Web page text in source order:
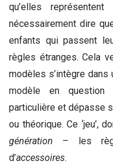
qu’elles
nécessairement dire
enfants qui passent
règles étranges. Cela
modèles s’intègre
modèle en question
particulière et dépasse
ou théorique. Ce ‘jeu’,
génération – les
d’accessoires.